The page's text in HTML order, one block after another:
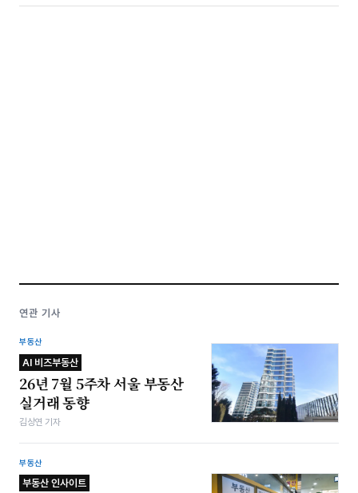
연관 기사
부동산
AI 비즈부동산
26년 7월 5주차 서울 부동산
실거래 동향
김상연 기자
부동산
부동산 인사이트